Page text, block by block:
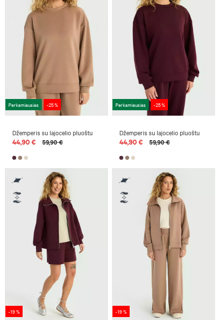
Perkamiausias -25 %
Džemperis su lajocelio pluoštu
44,90 € 59,90 €
Perkamiausias -25 %
Džemperis su lajocelio pluoštu
44,90 € 59,90 €
-19 % -19 %